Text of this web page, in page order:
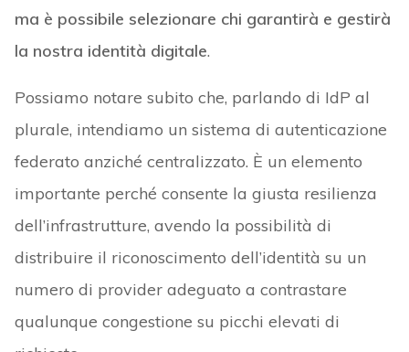
ma è possibile selezionare chi garantirà e gestirà
la nostra identità digitale.
Possiamo notare subito che, parlando di IdP al
plurale, intendiamo un sistema di autenticazione
federato anziché centralizzato. È un elemento
importante perché consente la giusta resilienza
dell’infrastrutture, avendo la possibilità di
distribuire il riconoscimento dell’identità su un
numero di provider adeguato a contrastare
qualunque congestione su picchi elevati di